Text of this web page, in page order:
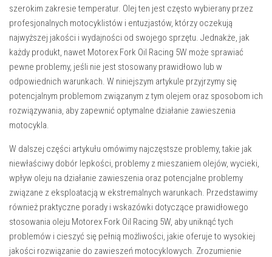
szerokim zakresie temperatur. Olej ten jest często wybierany przez
profesjonalnych motocyklistów i entuzjastów, którzy oczekują
najwyższej jakości i wydajności od swojego sprzętu. Jednakże, jak
każdy produkt, nawet Motorex Fork Oil Racing 5W może sprawiać
pewne problemy, jeśli nie jest stosowany prawidłowo lub w
odpowiednich warunkach. W niniejszym artykule przyjrzymy się
potencjalnym problemom związanym z tym olejem oraz sposobom ich
rozwiązywania, aby zapewnić optymalne działanie zawieszenia
motocykla.
W dalszej części artykułu omówimy najczęstsze problemy, takie jak
niewłaściwy dobór lepkości, problemy z mieszaniem olejów, wycieki,
wpływ oleju na działanie zawieszenia oraz potencjalne problemy
związane z eksploatacją w ekstremalnych warunkach. Przedstawimy
również praktyczne porady i wskazówki dotyczące prawidłowego
stosowania oleju Motorex Fork Oil Racing 5W, aby uniknąć tych
problemów i cieszyć się pełnią możliwości, jakie oferuje to wysokiej
jakości rozwiązanie do zawieszeń motocyklowych. Zrozumienie